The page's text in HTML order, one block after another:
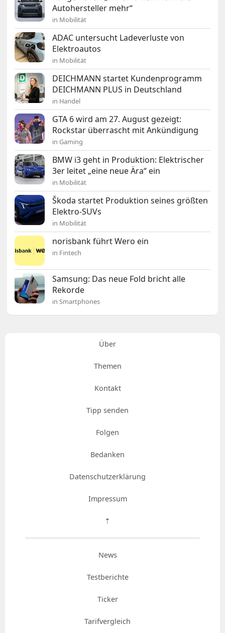
Autohersteller mehr“
in Mobilität
ADAC untersucht Ladeverluste von
Elektroautos
in Mobilität
DEICHMANN startet Kundenprogramm
DEICHMANN PLUS in Deutschland
in Handel
GTA 6 wird am 27. August gezeigt:
Rockstar überrascht mit Ankündigung
in Gaming
BMW i3 geht in Produktion: Elektrischer
3er leitet „eine neue Ära“ ein
in Mobilität
Škoda startet Produktion seines größten
Elektro-SUVs
in Mobilität
norisbank führt Wero ein
in Fintech
Samsung: Das neue Fold bricht alle
Rekorde
in Smartphones
Über
Themen
Kontakt
Tipp senden
Folgen
Bedanken
Datenschutzerklärung
Impressum
⇡
News
Testberichte
Ticker
Tarifvergleich